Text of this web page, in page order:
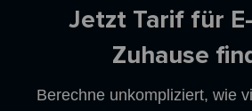
Jetzt Tarif für
Zuhause
Berechne unkompliziert, wie